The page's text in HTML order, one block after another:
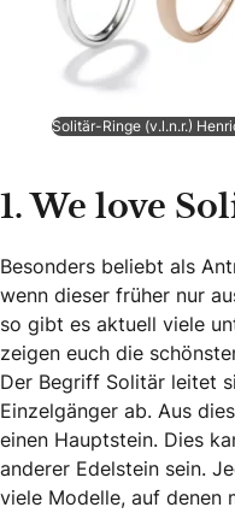
Solitär-Ringe (v.l.n.r.)
1. We love
Besonders beliebt als
wenn dieser früher nur
so gibt es aktuell viele
zeigen euch die
Der Begriff Solitär leitet
Einzelgänger ab. Aus
einen Hauptstein. Dies
anderer Edelstein sein.
viele Modelle, auf denen